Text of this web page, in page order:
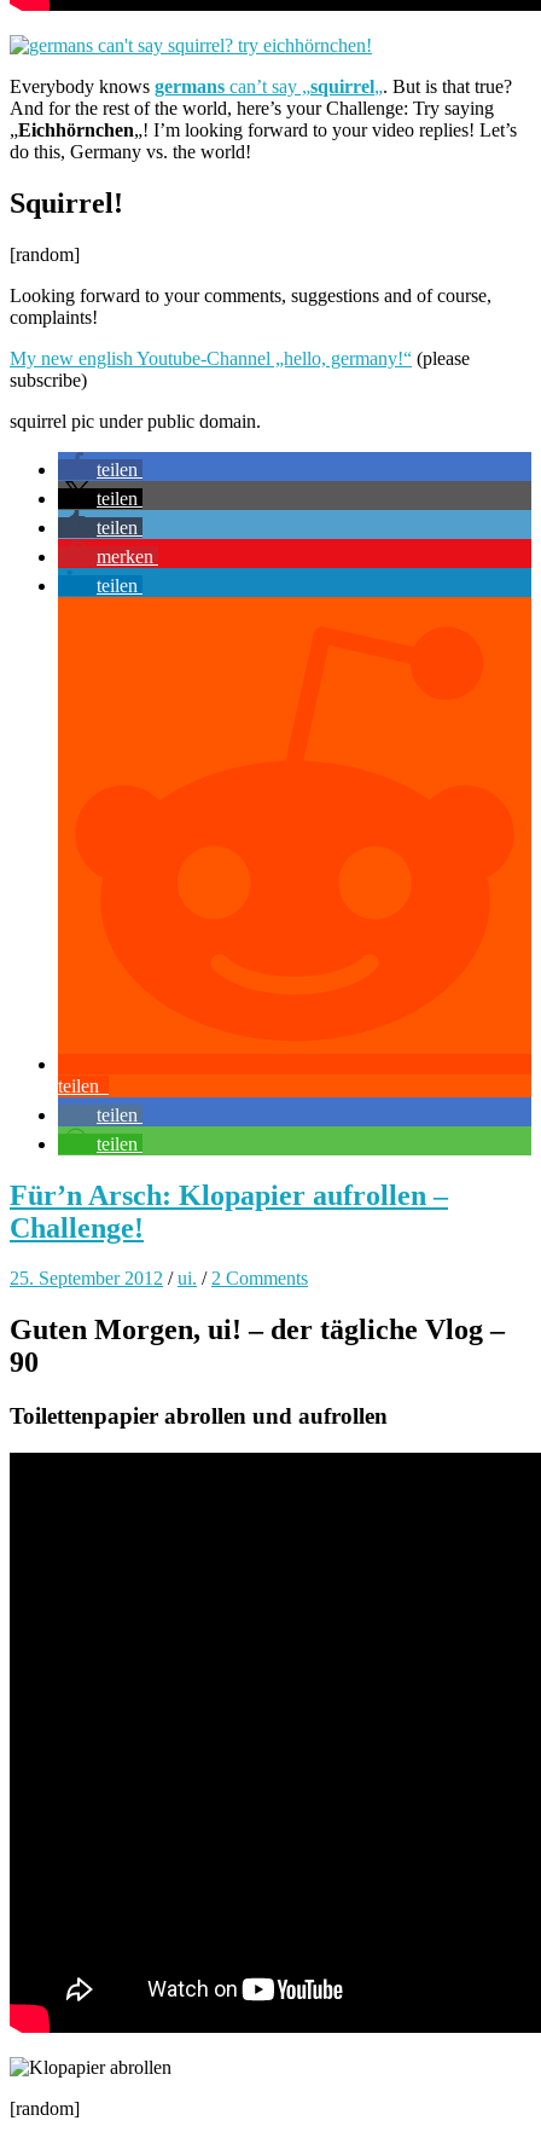
Everybody knows germans can’t say „squirrel„. But is that true?
And for the rest of the world, here’s your Challenge: Try saying
„Eichhörnchen„! I’m looking forward to your video replies! Let’s
do this, Germany vs. the world!
Squirrel!
[random]
Looking forward to your comments, suggestions and of course,
complaints!
My new english Youtube-Channel „hello, germany!“ (please
subscribe)
squirrel pic under public domain.
teilen
teilen
teilen
merken
teilen
teilen
teilen
teilen
Für’n Arsch: Klopapier aufrollen –
Challenge!
25. September 2012 /ui. /2 Comments
Guten Morgen, ui! – der tägliche Vlog –
90
Toilettenpapier abrollen und aufrollen
[random]